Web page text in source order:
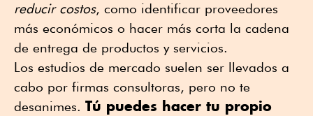
reducir costos, como identificar proveedores
más económicos o hacer más corta la cadena
de entrega de productos y servicios.
Los estudios de mercado suelen ser llevados a
cabo por firmas consultoras, pero no te
desanimes. Tú puedes hacer tu propio